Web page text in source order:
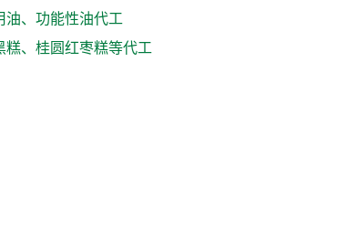
、功能性油代工
、桂圆红枣糕等代工